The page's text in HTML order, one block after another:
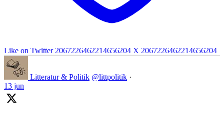
Like on Twitter 2067226462214656204 X 2067226462214656204
Litteratur & Politik @littpolitik ·
13 jun